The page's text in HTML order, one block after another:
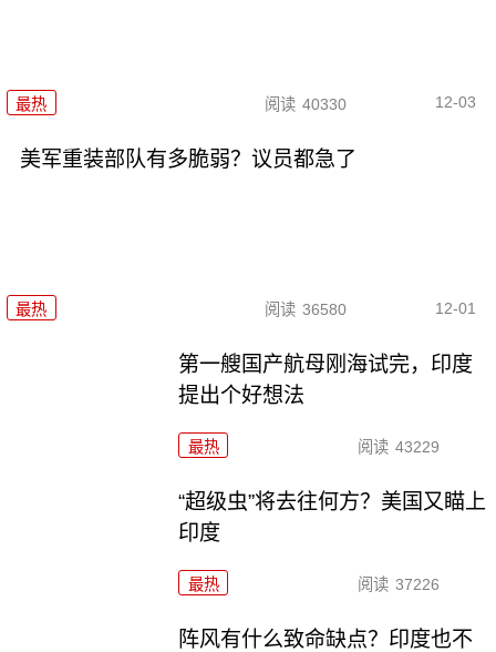
最热 阅读 40330 12-03
美军重装部队有多脆弱？议员都急了
最热 阅读 36580 12-01
第一艘国产航母刚海试完，印度
提出个好想法
最热 阅读 43229
“超级虫”将去往何方？美国又瞄上
印度
最热 阅读 37226
阵风有什么致命缺点？印度也不